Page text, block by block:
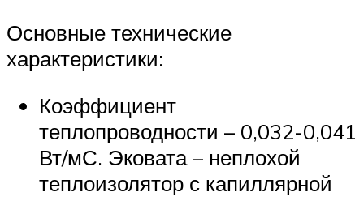
Основные технические
характеристики:
Коэффициент
теплопроводности – 0,032-0,041
Вт/мС. Эковата – неплохой
теплоизолятор с капиллярной